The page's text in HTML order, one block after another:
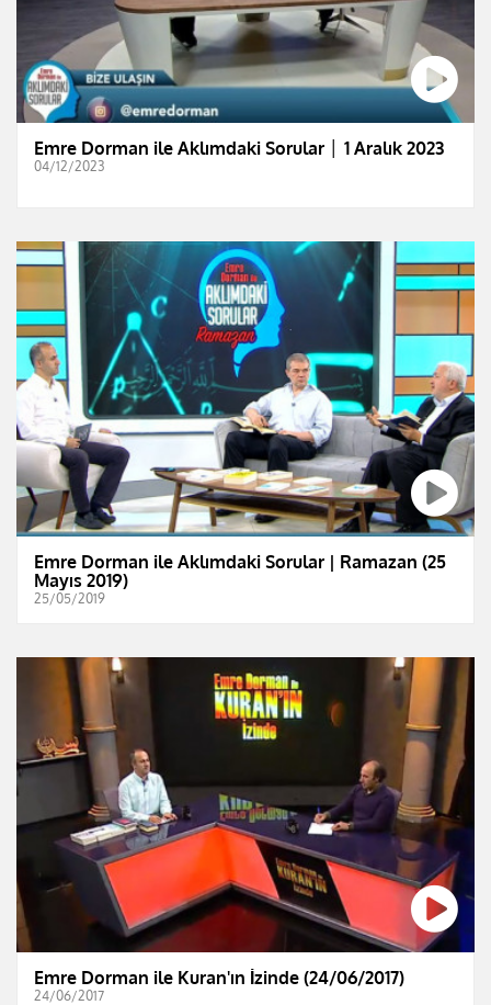
Emre Dorman ile Aklımdaki Sorular │ 1 Aralık 2023
04/12/2023
Emre Dorman ile Aklımdaki Sorular | Ramazan (25
Mayıs 2019)
25/05/2019
Emre Dorman ile Kuran'ın İzinde (24/06/2017)
24/06/2017